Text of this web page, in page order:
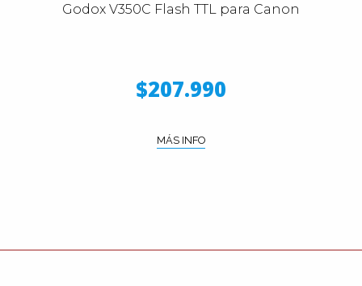
Godox V350C Flash TTL para Canon
$207.990
MÁS INFO